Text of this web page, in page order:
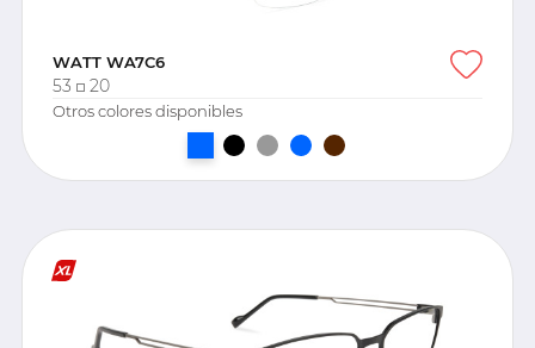
WATT WA7C6
53 20
Otros colores disponibles